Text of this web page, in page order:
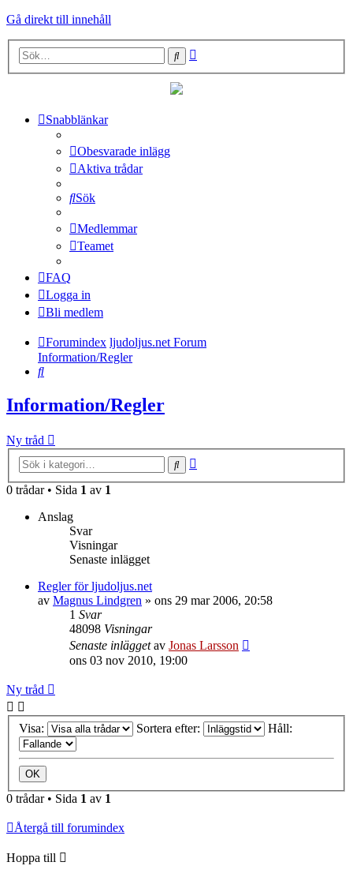
Gå direkt till innehåll
Sök
Snabblänkar
Obesvarade inlägg
Aktiva trådar
Sök
Medlemmar
Teamet
FAQ
Logga in
Bli medlem
Forumindex ljudoljus.net Forum
Information/Regler
Sök
Information/Regler
Ny tråd
Sök
0 trådar • Sida 1 av 1
Anslag
Svar
Visningar
Senaste inlägget
Regler för ljudoljus.net
av Magnus Lindgren » ons 29 mar 2006, 20:58
1 Svar
48098 Visningar
Senaste inläggetav Jonas Larsson
ons 03 nov 2010, 19:00
Ny tråd
Visa: Sortera efter: Håll:
0 trådar • Sida 1 av 1
Återgå till forumindex
Hoppa till